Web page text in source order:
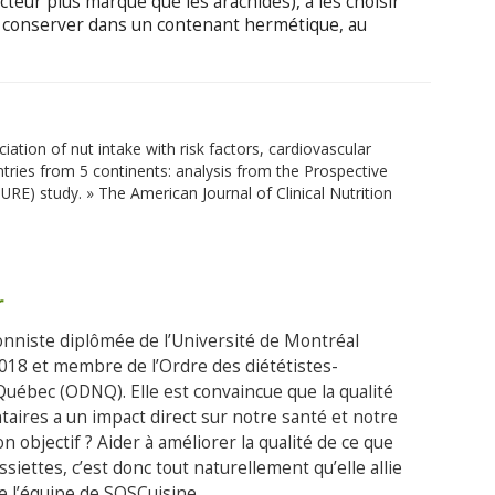
dans un contenant hermétique, au
of nut intake with risk factors, cardiovascular
from 5 continents: analysis from the Prospective
study. » The American Journal of Clinical Nutrition
diplômée de l’Université de Montréal
et membre de l’Ordre des diététistes-
(ODNQ). Elle est convaincue que la qualité
a un impact direct sur notre santé et notre
objectif ? Aider à améliorer la qualité de ce que
c’est donc tout naturellement qu’elle allie